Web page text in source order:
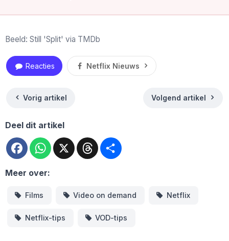
Beeld: Still 'Split' via TMDb
Reacties Netflix Nieuws
Vorig artikel Volgend artikel
Deel dit artikel
FacebookWhatsApp
X Threads
Meer over:
Films Video on demand Netflix
Netflix-tips VOD-tips